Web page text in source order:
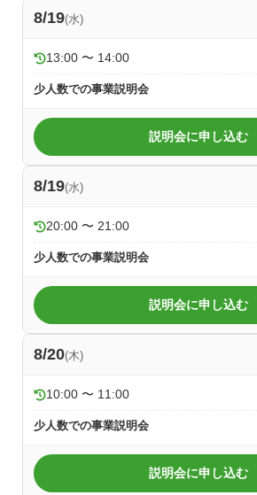
8/19(水)
13:00 〜 14:00
少人数での事業説明会
説明会に申し込む
8/19(水)
20:00 〜 21:00
少人数での事業説明会
説明会に申し込む
8/20(木)
10:00 〜 11:00
少人数での事業説明会
説明会に申し込む